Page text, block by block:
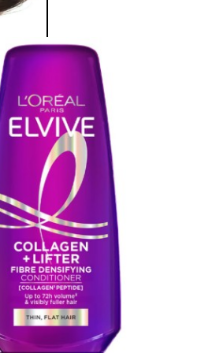
Trattamento
corpo
Trattamento
mani e piedi
Trattamento
unghie
Trattamento
anticellulite
Cofanetti
trattamento
corpo